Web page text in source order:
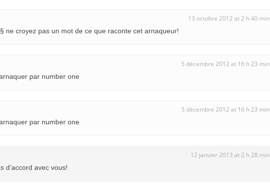
13 octobre 2012 at 2 h 40 min
ne croyez pas un mot de ce que raconte cet arnaqueur!
5 décembre 2012 at 16 h 23 min
par number one
5 décembre 2012 at 16 h 23 min
par number one
12 janvier 2013 at 2 h 28 min
d’accord avec vous!